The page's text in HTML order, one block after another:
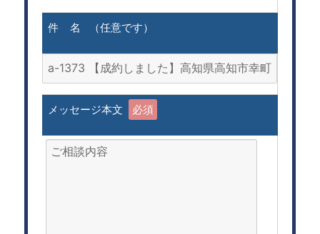
件 名 （任意です）
メッセージ本文 必須